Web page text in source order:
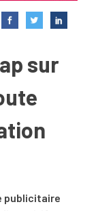
sur
publicitaire